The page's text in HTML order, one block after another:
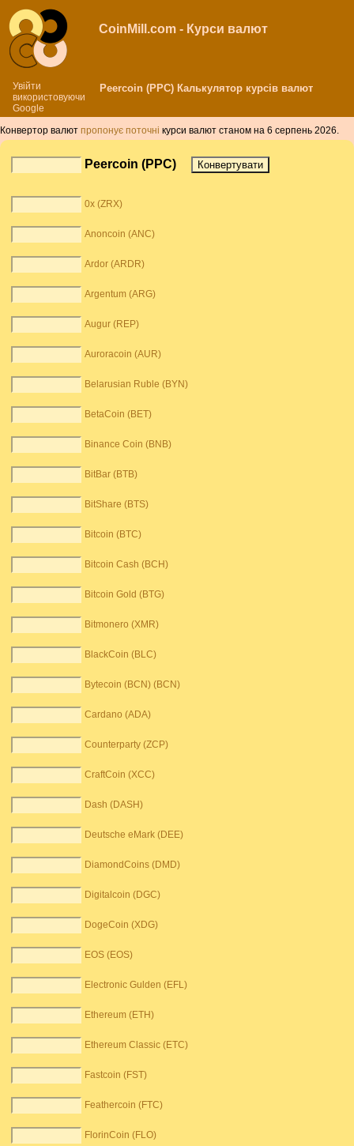
Увійти
використовуючи
Google
CoinMill.com - Курси валют
Peercoin (PPC) Калькулятор курсів валют
Конвертор валют пропонує поточні курси валют станом на 6 серпень 2026.
Peercoin (PPC)
0x (ZRX)
Anoncoin (ANC)
Ardor (ARDR)
Argentum (ARG)
Augur (REP)
Auroracoin (AUR)
Belarusian Ruble (BYN)
BetaCoin (BET)
Binance Coin (BNB)
BitBar (BTB)
BitShare (BTS)
Bitcoin (BTC)
Bitcoin Cash (BCH)
Bitcoin Gold (BTG)
Bitmonero (XMR)
BlackCoin (BLC)
Bytecoin (BCN) (BCN)
Cardano (ADA)
Counterparty (ZCP)
CraftCoin (XCC)
Dash (DASH)
Deutsche eMark (DEE)
DiamondCoins (DMD)
Digitalcoin (DGC)
DogeCoin (XDG)
EOS (EOS)
Electronic Gulden (EFL)
Ethereum (ETH)
Ethereum Classic (ETC)
Fastcoin (FST)
Feathercoin (FTC)
FlorinCoin (FLO)